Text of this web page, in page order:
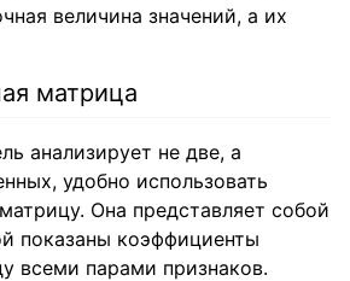
величина значений, а их
матрица
анализирует не две, а
удобно использовать
Она представляет собой
показаны коэффициенты
всеми парами признаков.